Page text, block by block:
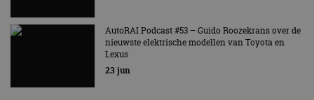
AutoRAI Podcast #53 – Guido Roozekrans over de
nieuwste elektrische modellen van Toyota en
Lexus
23 jun